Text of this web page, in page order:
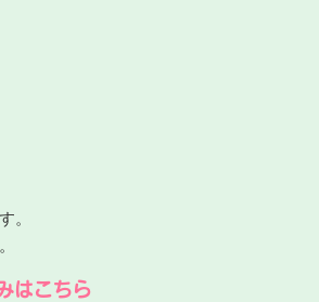
。
はこちら